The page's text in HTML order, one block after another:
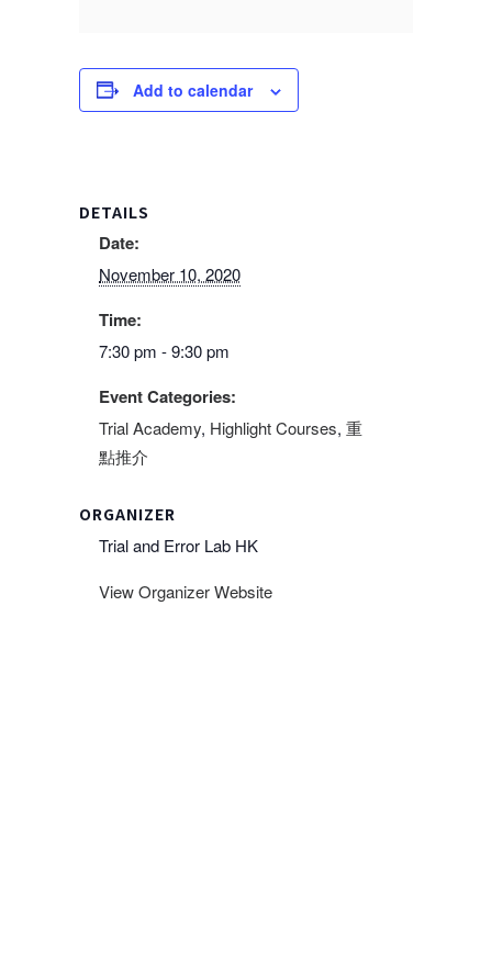
Add to calendar
DETAILS
Date:
November 10, 2020
Time:
7:30 pm - 9:30 pm
Event Categories:
Trial Academy, Highlight Courses, 重
點推介
ORGANIZER
Trial and Error Lab HK
View Organizer Website